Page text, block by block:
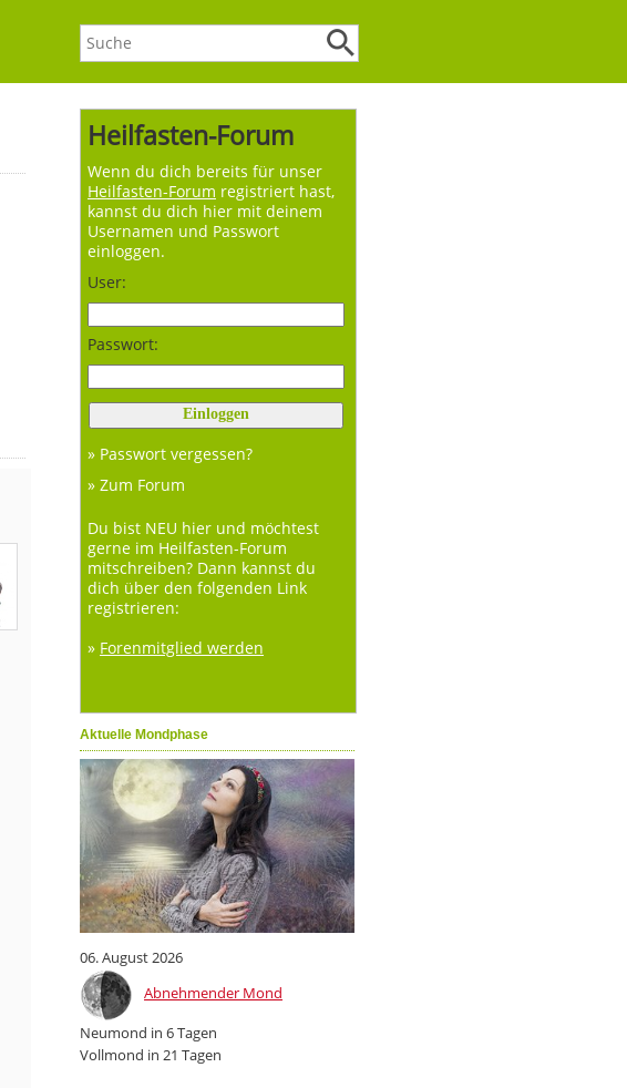
Heilfasten-Forum
Wenn du dich bereits für unser
Heilfasten-Forum registriert hast,
kannst du dich hier mit deinem
Usernamen und Passwort
einloggen.
User:
Passwort:
» Passwort vergessen?
» Zum Forum
Du bist NEU hier und möchtest
gerne im Heilfasten-Forum
mitschreiben? Dann kannst du
dich über den folgenden Link
registrieren:
» Forenmitglied werden
Aktuelle Mondphase
06. August 2026
Abnehmender Mond
Neumond in 6 Tagen
Vollmond in 21 Tagen